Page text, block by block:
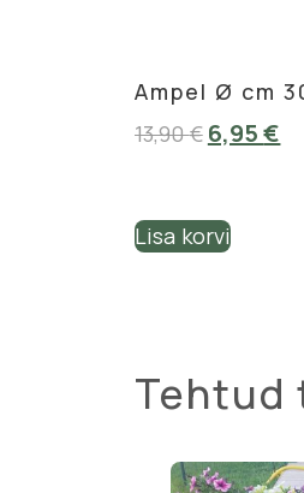
Ampel Ø cm
13,90€ 6,95€
Lisa korvi
Tehtud